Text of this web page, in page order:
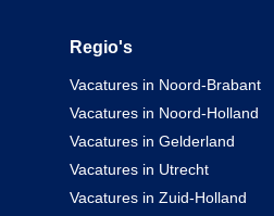
Regio's
Vacatures in Noord-Brabant
Vacatures in Noord-Holland
Vacatures in Gelderland
Vacatures in Utrecht
Vacatures in Zuid-Holland